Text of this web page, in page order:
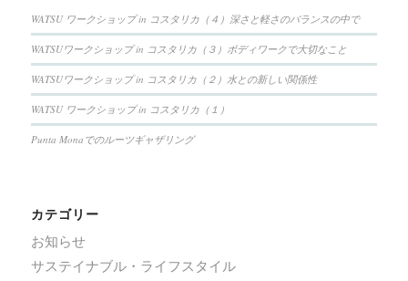
WATSU ワークショップ in コスタリカ（４）深さと軽さのバランスの中で
WATSUワークショップ in コスタリカ（３）ボディワークで大切なこと
WATSUワークショップ in コスタリカ（２）水との新しい関係性
WATSU ワークショップ in コスタリカ（１）
Punta Monaでのルーツギャザリング
カテゴリー
お知らせ
サステイナブル・ライフスタイル